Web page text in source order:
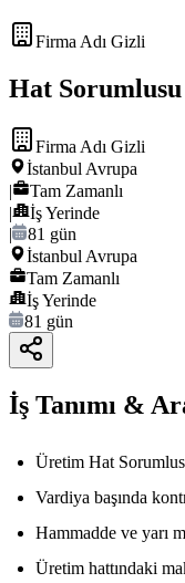
Firma Adı Gizli
Hat Sorumlusu
Firma Adı Gizli
İstanbul Avrupa
|
Tam Zamanlı
|
İş Yerinde
|
81 gün
İstanbul Avrupa
Tam Zamanlı
İş Yerinde
81 gün
İş Tanımı &
Üretim Hat
Vardiya başında
Hammadde ve yarı
Üretim hattındaki